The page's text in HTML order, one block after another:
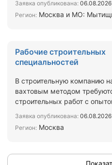
Заявка опубликована: 06.08.2026
Регион: Москва и МО:
Рабочие строительных
специальностей
В строительную компанию
вахтовым методом
строительных работ с
Заявка опубликована: 06.08.2026
Регион: Москва